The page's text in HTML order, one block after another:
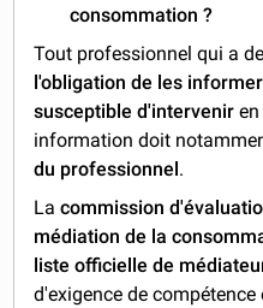
consommation ?
Tout professionnel qui a
l'obligation de les
susceptible d'intervenir
information doit
du professionnel .
Lacommission
médiation de la
liste officielle de
d'exigence de